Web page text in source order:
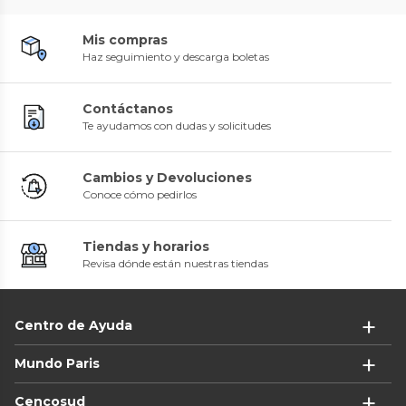
Mis compras
Haz seguimiento y descarga boletas
Contáctanos
Te ayudamos con dudas y solicitudes
Cambios y Devoluciones
Conoce cómo pedirlos
Tiendas y horarios
Revisa dónde están nuestras tiendas
Centro de Ayuda
Mundo Paris
Cencosud